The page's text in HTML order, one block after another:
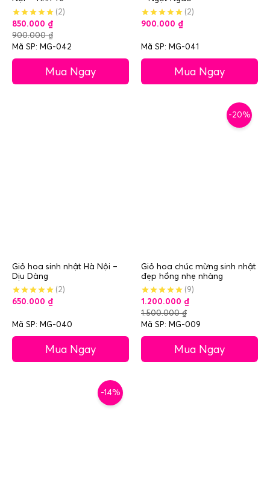
(2)
850.000 ₫
900.000₫
Mã SP: MG-042
Mua Ngay
(2)
900.000 ₫
Mã SP: MG-041
Mua Ngay
Giỏ hoa sinh nhật Hà Nội –
Dịu Dàng
(2)
650.000 ₫
Mã SP: MG-040
Mua Ngay
-20%
Giỏ hoa chúc mừng sinh nhật
đẹp hồng nhẹ nhàng
(9)
1.200.000 ₫
1.500.000₫
Mã SP: MG-009
Mua Ngay
-14%